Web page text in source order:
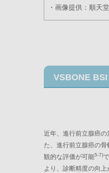
・画像提供：順天
VSBONE
近年、進行前立腺癌
た、進行前立腺癌の
観的な評価が可能5-7)
より、診断精度の向